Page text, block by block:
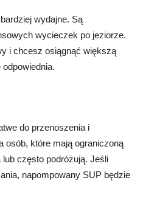
wydajne. Są
wycieczek po jeziorze.
i chcesz osiągnąć większą
do przenoszenia i
osób, które mają ograniczoną
często podróżują. Jeśli
napompowany SUP będzie